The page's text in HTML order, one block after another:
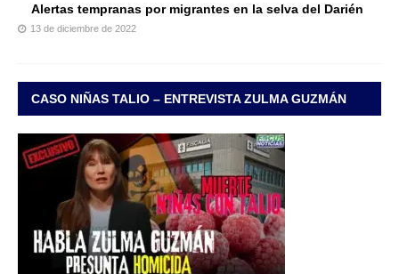
Alertas tempranas por migrantes en la selva del Darién
13 de diciembre de 2022
CASO NIÑAS TALIO – ENTREVISTA ZULMA GUZMÁN